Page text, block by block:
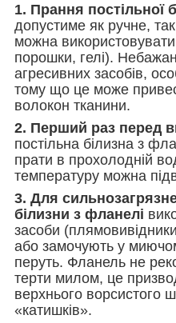
1. Прання постільної
допустиме як ручне,
можна використовувати
порошки, гелі).
агресивних засобів,
тому що це може
волокон тканини.
2. Перший раз перед
постільна білизна з
прати в прохолодній
температуру можна
3. Для
білизни з фланелі
засоби
або замочують у
перуть. Фланель не
терти милом, це
верхнього ворсистого
«катишків».